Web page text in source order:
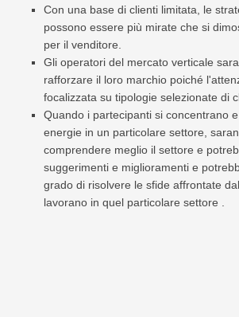
Con una base di clienti limitata, le
possono essere più mirate che si
per il venditore.
Gli operatori del mercato verticale
rafforzare il loro marchio poiché
focalizzata su tipologie selezionate di
Quando i partecipanti si concentrano
energie in un particolare settore,
comprendere meglio il settore e
suggerimenti e miglioramenti e
grado di risolvere le sfide affrontate
lavorano in quel particolare settore .